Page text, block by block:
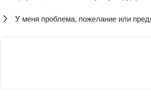
У меня проблема, пожелание или